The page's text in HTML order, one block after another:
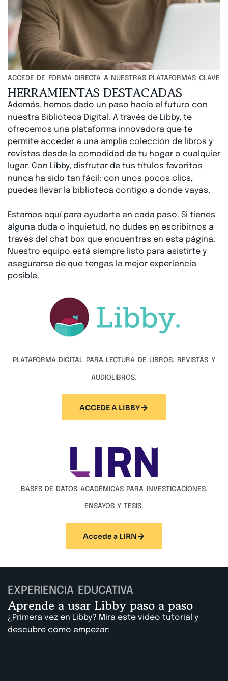
Accede a las plataformas
ACCEDE DE FORMA DIRECTA A NUESTRAS PLATAFORMAS CLAVE
HERRAMIENTAS DESTACADAS
Además, hemos dado un paso hacia el futuro con
nuestra Biblioteca Digital. A través de Libby, te
ofrecemos una plataforma innovadora que te
permite acceder a una amplia colección de libros y
revistas desde la comodidad de tu hogar o cualquier
lugar. Con Libby, disfrutar de tus títulos favoritos
nunca ha sido tan fácil: con unos pocos clics,
puedes llevar la biblioteca contigo a donde vayas.
Estamos aquí para ayudarte en cada paso. Si tienes
alguna duda o inquietud, no dudes en escribirnos a
través del chat box que encuentras en esta página.
Nuestro equipo está siempre listo para asistirte y
asegurarse de que tengas la mejor experiencia
posible.
PLATAFORMA DIGITAL PARA LECTURA DE LIBROS, REVISTAS Y
AUDIOLIBROS.
ACCEDE A LIBBY
BASES DE DATOS ACADÉMICAS PARA INVESTIGACIONES,
ENSAYOS Y TESIS.
Accede a LIRN
EXPERIENCIA EDUCATIVA
Aprende a usar Libby paso a paso
¿Primera vez en Libby? Mira este video tutorial y
descubre cómo empezar: